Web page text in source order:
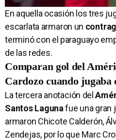
En aquella ocasión los tres
escarlata armaron un
terminó con el paraguayo
de las redes.
Comparan gol del
Cardozo cuando jugaba
La tercera anotación del
Santos Lagunafue una gran
armaron Chicote Calderón,
Zendejas, por lo que Marc